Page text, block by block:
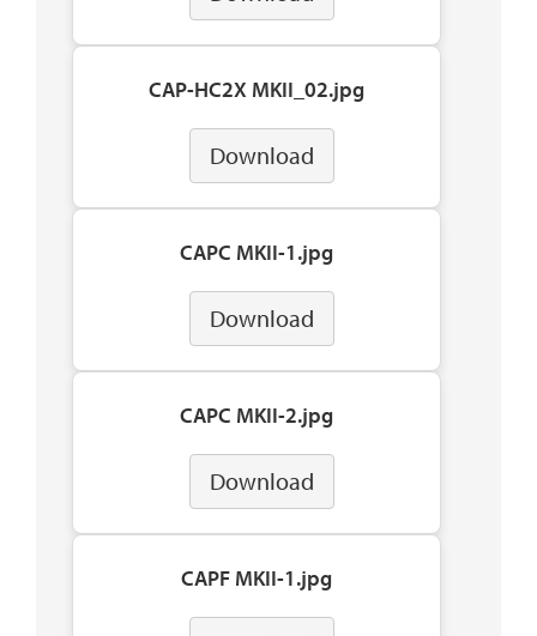
CAP-HC2X MKII_02.jpg
Download
CAPC MKII-1.jpg
Download
CAPC MKII-2.jpg
Download
CAPF MKII-1.jpg